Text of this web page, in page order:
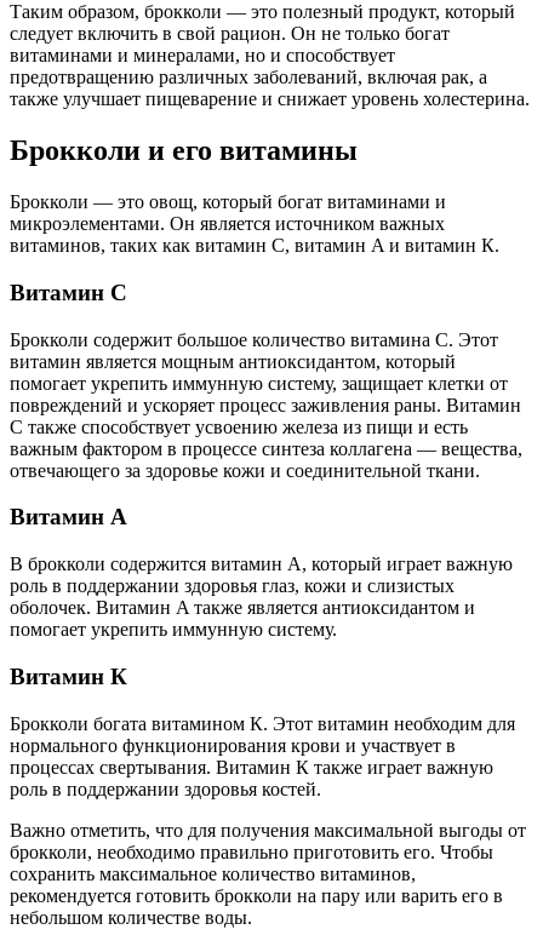
Таким образом, брокколи — это полезный продукт, который
следует включить в свой рацион. Он не только богат
витаминами и минералами, но и способствует
предотвращению различных заболеваний, включая рак, а
также улучшает пищеварение и снижает уровень холестерина.
Брокколи и его витамины
Брокколи — это овощ, который богат витаминами и
микроэлементами. Он является источником важных
витаминов, таких как витамин С, витамин A и витамин К.
Витамин С
Брокколи содержит большое количество витамина С. Этот
витамин является мощным антиоксидантом, который
помогает укрепить иммунную систему, защищает клетки от
повреждений и ускоряет процесс заживления раны. Витамин
С также способствует усвоению железа из пищи и есть
важным фактором в процессе синтеза коллагена — вещества,
отвечающего за здоровье кожи и соединительной ткани.
Витамин A
В брокколи содержится витамин A, который играет важную
роль в поддержании здоровья глаз, кожи и слизистых
оболочек. Витамин A также является антиоксидантом и
помогает укрепить иммунную систему.
Витамин К
Брокколи богата витамином К. Этот витамин необходим для
нормального функционирования крови и участвует в
процессах свертывания. Витамин К также играет важную
роль в поддержании здоровья костей.
Важно отметить, что для получения максимальной выгоды от
брокколи, необходимо правильно приготовить его. Чтобы
сохранить максимальное количество витаминов,
рекомендуется готовить брокколи на пару или варить его в
небольшом количестве воды.